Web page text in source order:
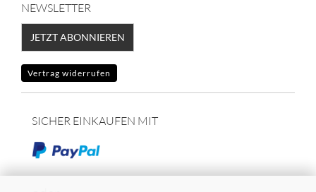
NEWSLETTER
JETZT ABONNIEREN
Vertrag widerrufen
SICHER EINKAUFEN MIT